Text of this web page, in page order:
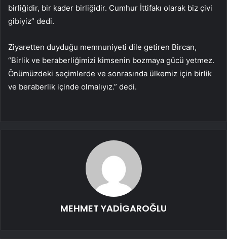
birliğidir, bir kader birliğidir. Cumhur İttifakı olarak biz çivi
gibiyiz” dedi.
Ziyaretten duyduğu memnuniyeti dile getiren Bircan,
“Birlik ve beraberliğimizi kimsenin bozmaya gücü yetmez.
Önümüzdeki seçimlerde ve sonrasında ülkemiz için birlik
ve beraberlik içinde olmalıyız.” dedi.
MEHMET YADİGAROĞLU